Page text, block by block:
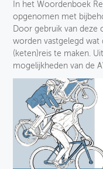
In het Woordenboek
opgenomen met
Door gebruik van deze
worden vastgelegd
(keten)reis te maken.
mogelijkheden van de